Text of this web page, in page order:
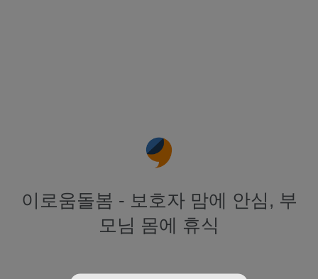
이로움돌봄 - 보호자 맘에 안심, 부
모님 몸에 휴식